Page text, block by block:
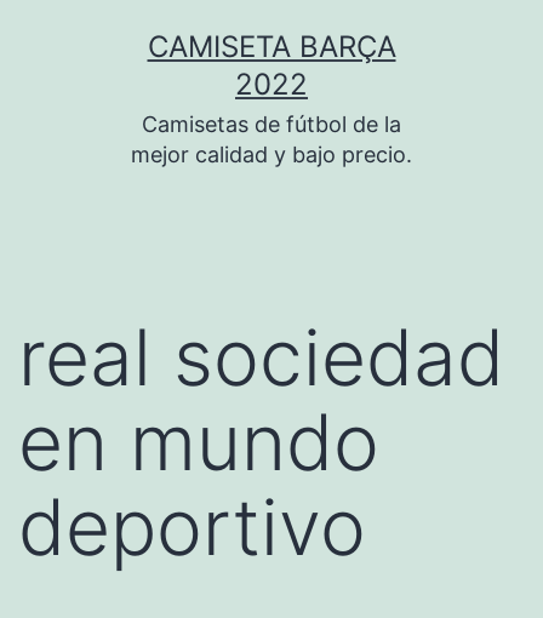
CAMISETA BARÇA
2022
Camisetas de fútbol de la
mejor calidad y bajo precio.
real sociedad
en mundo
deportivo